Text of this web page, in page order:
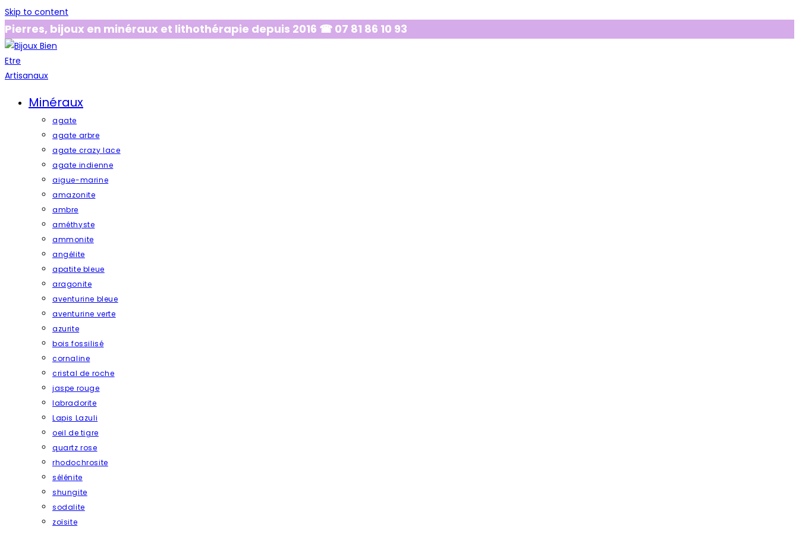
Skip to content
Pierres, bijoux en minéraux et lithothérapie depuis 2016 ☎ 07 81 86 10 93
Minéraux
agate
agate arbre
agate crazy lace
agate indienne
aigue-marine
amazonite
ambre
améthyste
ammonite
angélite
apatite bleue
aragonite
aventurine bleue
aventurine verte
azurite
bois fossilisé
cornaline
cristal de roche
jaspe rouge
labradorite
Lapis Lazuli
oeil de tigre
quartz rose
rhodochrosite
sélénite
shungite
sodalite
zoïsite